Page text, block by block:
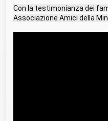
Con la testimonianza dei
Associazione Amici della